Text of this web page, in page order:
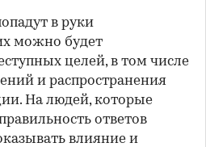
в руки
можно будет
целей, в том числе
и распространения
На людей, которые
ответов
влияние и